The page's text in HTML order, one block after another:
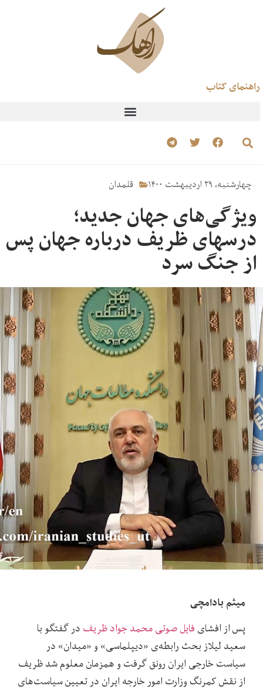
راهنمای کتاب
چهارشنبه، ۲۹ اردیبهشت ۱۴۰۰ قلمدان
ویژگی‌های جهان جدید؛
درسهای ظریف درباره جهان پس
از جنگ سرد
میثم بادامچی
پس از افشای فایل صوتی محمد جواد ظریف در گفتگو با
سعید لیلاز بحث رابطه‌ی «دیپلماسی» و «میدان» در
سیاست خارجی ایران رونق گرفت و همزمان معلوم شد ظریف
از نقش کمرنگ وزارت امور خارجه ایران در تعیین سیاست‌های